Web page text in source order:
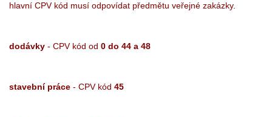
hlavní CPV kód musí odpovídat předmětu veřejné zakázky.
dodávky - CPV kód od 0 do 44 a 48
stavební práce - CPV kód 45